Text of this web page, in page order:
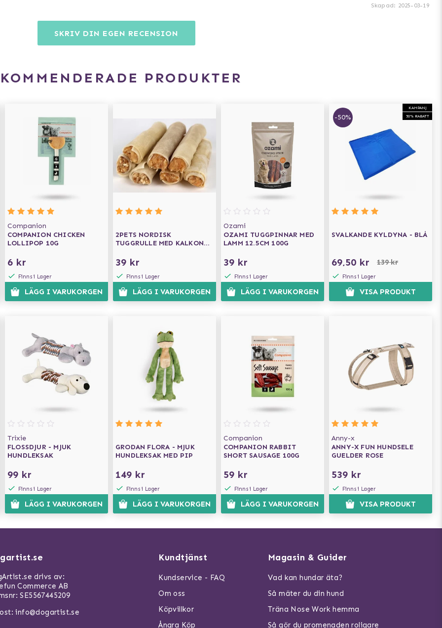
Skapad: 2025-03-19
SKRIV DIN EGEN RECENSION
PRODUKTER
Companion
COMPANION CHICKEN
LOLLIPOP 10G
6 kr
Finns i Lager
LÄGG I VARUKORGEN
2PETS NORDISK
TUGGRULLE MED KALKON
39 kr
Finns i Lager
LÄGG I VARUKORGEN
Ozami
OZAMI TUGGPINNAR MED
LAMM 12.5CM 100G
39 kr
Finns i Lager
LÄGG I VARUKORGEN
KAMPANJ
50% RABATT
-50%
SVALKANDE KYLDYNA - BLÅ
69,50 kr 139 kr
Finns i Lager
VISA PRODUKT
Trixie
FLOSSDJUR - MJUK
HUNDLEKSAK
99 kr
Finns i Lager
LÄGG I VARUKORGEN
GRODAN FLORA - MJUK
HUNDLEKSAK MED PIP
149 kr
Finns i Lager
LÄGG I VARUKORGEN
Companion
COMPANION RABBIT
SHORT SAUSAGE 100G
59 kr
Finns i Lager
LÄGG I VARUKORGEN
Anny-x
ANNY-X FUN HUNDSELE
GUELDER ROSE
539 kr
Finns i Lager
VISA PRODUKT
drivs av:
Commerce AB
SE5567445209
info@dogartist.se
Kundtjänst
Kundservice - FAQ
Om oss
Köpvillkor
Ångra Köp
Magasin & Guider
Vad kan hundar äta?
Så mäter du din hund
Träna Nose Work hemma
Så gör du promenaden roligare